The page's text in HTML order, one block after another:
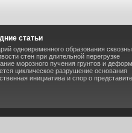
статьи
одновременного образования
стен при длительной перегрузке
морозного пучения грунтов и
циклическое разрушение основания
инициатива и спор о